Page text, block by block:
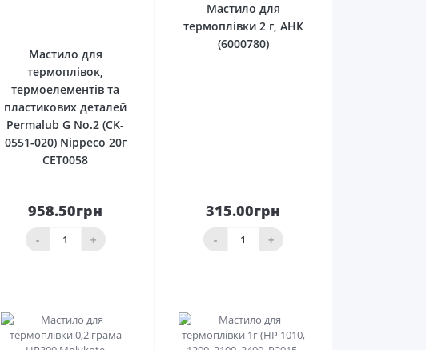
Мастило для
термоплівок,
термоелементів та
пластикових деталей
Permalub G No.2 (CK-
0551-020) Nippeco 20г
CET0058
958.50грн
- +
До кошика
Мастило для
термоплівки 2 г, АНК
(6000780)
315.00грн
- +
До кошика